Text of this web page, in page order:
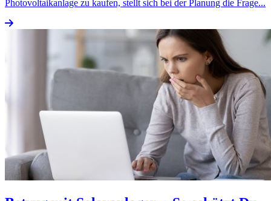
Photovoltaikanlage zu kaufen, stellt sich bei der Planung die Frage...